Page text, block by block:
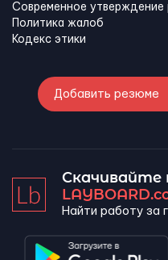
Современное утверждение
Политика жалоб
Кодекс этики
Добавить резюме
Скачивайте
Найти работу за